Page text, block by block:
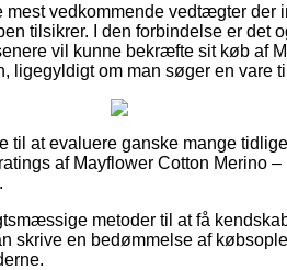
mest vedkommende vedtægter der
tilsikrer. I den forbindelse er det
vil kunne bekræfte sit køb af
ligegyldigt om man søger en vare
til at evaluere ganske mange
af Mayflower Cotton Merino
metoder til at få
skrive en bedømmelse af